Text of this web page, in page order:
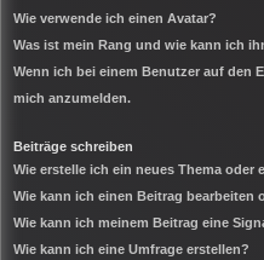
Wie verwende ich einen Avatar?
Was ist mein Rang und wie kann ich
Wenn ich bei einem Benutzer auf den
mich anzumelden.
Beiträge schreiben
Wie erstelle ich ein neues Thema oder
Wie kann ich einen Beitrag bearbeiten
Wie kann ich meinem Beitrag eine
Wie kann ich eine Umfrage erstellen?